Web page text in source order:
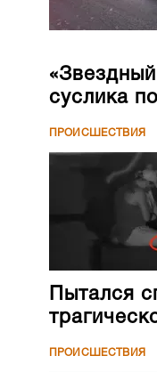
суслика
ПРОИСШЕСТВИЯ
Пытался
ПРОИСШЕСТВИЯ